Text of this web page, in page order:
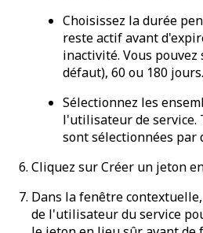
Choisissez la durée
reste actif avant
inactivité. Vous
défaut), 60 ou 180 jours.
Sélectionnez les
l'utilisateur de service.
sont sélectionnées par
Cliquez surCréer un jeton
Dans la fenêtre
de l'utilisateur du service